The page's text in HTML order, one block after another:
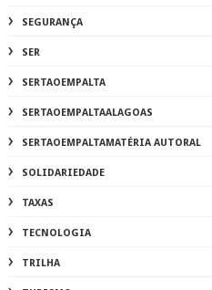
SEGURANÇA
SER
SERTAOEMPALTA
SERTAOEMPALTAALAGOAS
SERTAOEMPALTAMATÉRIA AUTORAL
SOLIDARIEDADE
TAXAS
TECNOLOGIA
TRILHA